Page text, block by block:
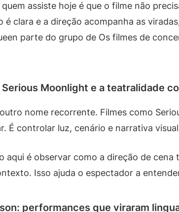
assiste hoje é que o filme não
é clara e a direção acompanha as
parte do grupo de Os filmes de
Moonlight e a teatralidade
nome recorrente. Filmes como
É controlar luz, cenário e narrativa
aqui é observar como a direção de
Isso ajuda o espectador a
performances que viraram